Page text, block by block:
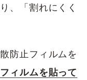
、「割れにくく
防止フィルムを
フィルムを貼って